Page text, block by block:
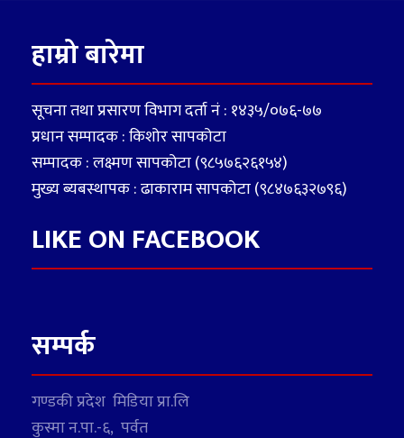
हाम्रो बारेमा
सूचना तथा प्रसारण विभाग दर्ता नं : १४३५/०७६-७७
प्रधान सम्पादक : किशोर सापकोटा
सम्पादक : लक्ष्मण सापकोटा (९८५७६२६१५४)
मुख्य ब्यबस्थापक : ढाकाराम सापकोटा (९८४७६३२७९६)
LIKE ON FACEBOOK
सम्पर्क
गण्डकी प्रदेश मिडिया प्रा.लि
कुस्मा न.पा.-६, पर्वत